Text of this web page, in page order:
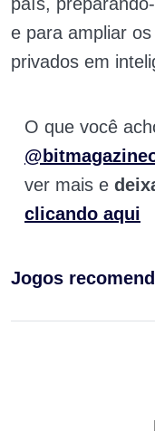
e para ampliar
privados em
O que você
ver mais e
clicando aqui
Jogos